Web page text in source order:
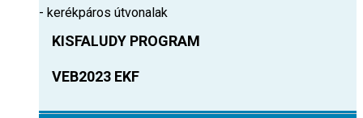
- kerékpáros útvonalak
KISFALUDY PROGRAM
VEB2023 EKF